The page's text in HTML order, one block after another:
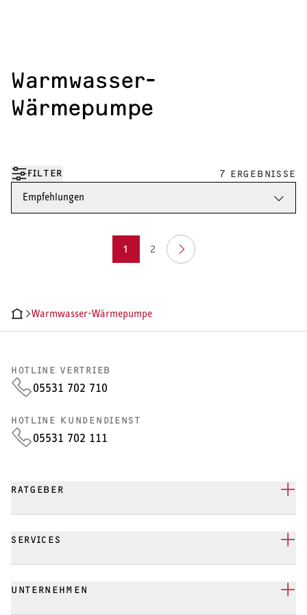
Wärmepumpe
Regelung / Energiemanagement
Elektroheizung
WARMWASSER
Durchlauferhitzer
Warmwasserspeicher
Warmwasser-
Wärmepumpe
FILTER
7 ERGEBNISSE
Empfehlungen
1 2
Warmwasser-Wärmepumpe
HOTLINE VERTRIEB
05531 702 710
HOTLINE KUNDENDIENST
05531 702 111
RATGEBER
SERVICES
UNTERNEHMEN